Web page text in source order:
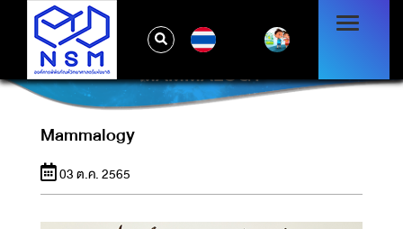
MAMMALOGY
Mammalogy
03 ต.ค. 2565